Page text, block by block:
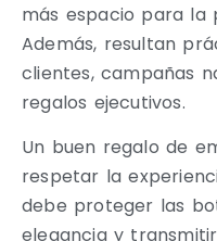
más espacio para la
Además, resultan
clientes, campañas
regalos ejecutivos.
Un buen regalo de
respetar la
debe proteger las
elegancia y